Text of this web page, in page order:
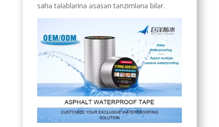
sahə tələblərinə əsasən tənzimlənə bilər.